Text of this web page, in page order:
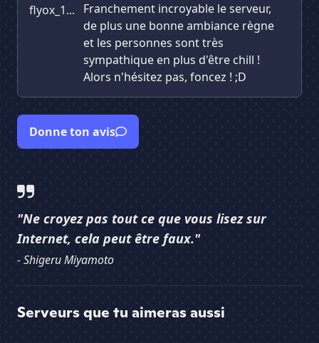
flyox_1...
Franchement incroyable le serveur,
de plus une bonne ambiance règne
et les personnes sont très
sympathique en plus d'être chill !
Alors n'hésitez pas, foncez ! ;D
Donne ton avis
"Ne croyez pas tout ce que vous lisez sur
Internet, cela peut être faux."
- Shigeru Miyamoto
Serveurs que tu aimeras aussi